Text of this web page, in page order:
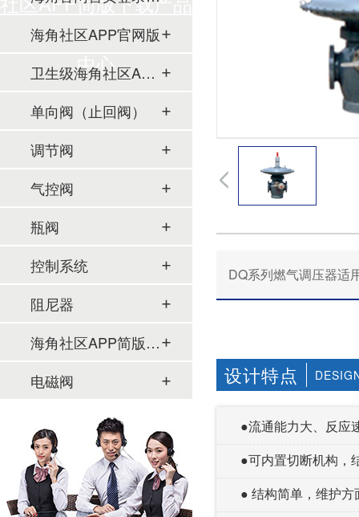
DQ系列燃气调压器适用
设计特点
●流通能力大、反应速
●可内置切断机构，结
● 结构简单，维护方
中心
海角社区APP官网版
卫生级海角社区APP简版下载
单向阀（止回阀）
调节阀
气控阀
瓶阀
控制系统
阻尼器
海角社区APP简版下载及管件
电磁阀